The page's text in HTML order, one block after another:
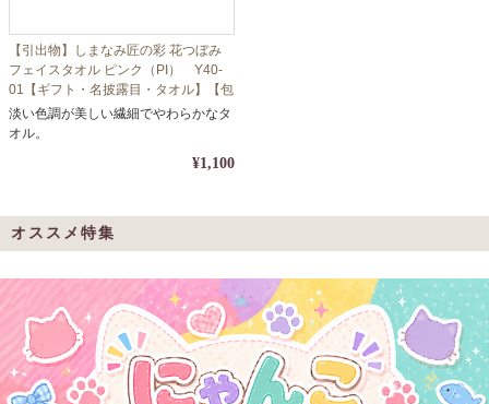
【引出物】しまなみ匠の彩 花つぼみ
フェイスタオル ピンク（PI） Y40-
01【ギフト・名披露目・タオル】【包
装・熨斗対応】
淡い色調が美しい繊細でやわらかなタ
オル。
¥1,100
オススメ特集